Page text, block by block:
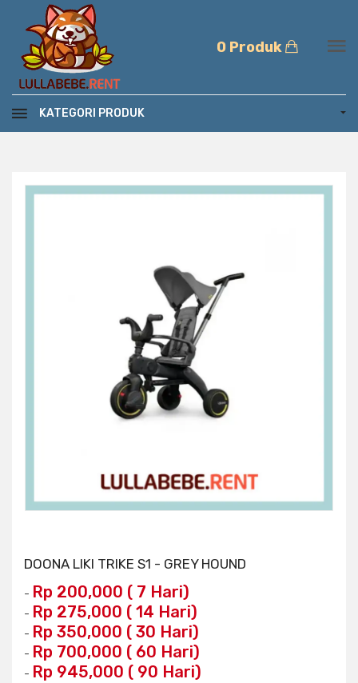
0 Produk
KATEGORI PRODUK
DOONA LIKI TRIKE S1 - GREY HOUND
- Rp 200,000 ( 7 Hari)
- Rp 275,000 ( 14 Hari)
- Rp 350,000 ( 30 Hari)
- Rp 700,000 ( 60 Hari)
- Rp 945,000 ( 90 Hari)